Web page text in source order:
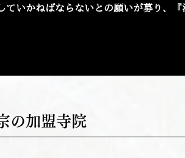
いかねばならないとの願いが募り、
の加盟寺院